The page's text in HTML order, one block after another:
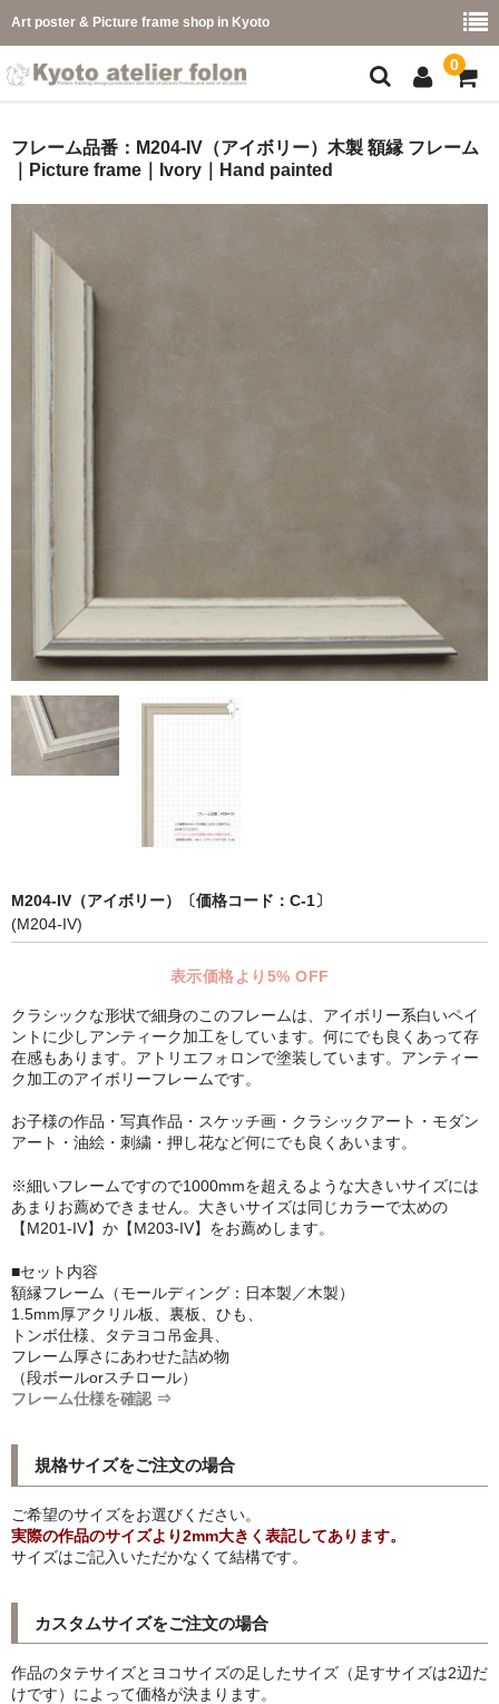
Art poster & Picture frame shop in Kyoto
0
フレーム一覧
イメージ別
価格コード別
こどもさくひんフレーム
マット付額縁フレーム-おしゃれな空間に-
オプション品
仕様変更
マット・インナー
吊りフック
吊り金具＆ヒモセット
LP・CDフレーム
シンプルLPフレームセット
CD紙ジャケフレーム
アートポスター
Instagram紹介商品
ダネーゼ【DANESE MILANO】
フォトアートポスター
アンディ・ウォーホル
olivetti
猫・ねこ・ネコ
額装品一覧
アンリ・マティス額装
フレーム品番：M204-IV（アイボリー）木製 額縁 フレーム
｜Picture frame｜Ivory｜Hand painted
M204-IV（アイボリー）〔価格コード：C-1〕
(M204-IV)
表示価格より5% OFF
クラシックな形状で細身のこのフレームは、アイボリー系白いペイ
ントに少しアンティーク加工をしています。何にでも良くあって存
在感もあります。アトリエフォロンで塗装しています。アンティー
ク加工のアイボリーフレームです。
お子様の作品・写真作品・スケッチ画・クラシックアート・モダン
アート・油絵・刺繍・押し花など何にでも良くあいます。
※細いフレームですので1000mmを超えるような大きいサイズには
あまりお薦めできません。大きいサイズは同じカラーで太めの
【M201-IV】か【M203-IV】をお薦めします。
■セット内容
額縁フレーム（モールディング：日本製／木製）
1.5mm厚アクリル板、裏板、ひも、
トンボ仕様、タテヨコ吊金具、
フレーム厚さにあわせた詰め物
（段ボールorスチロール）
フレーム仕様を確認 ⇒
規格サイズをご注文の場合
ご希望のサイズをお選びください。
実際の作品のサイズより2mm大きく表記してあります。
サイズはご記入いただかなくて結構です。
カスタムサイズをご注文の場合
作品のタテサイズとヨコサイズの足したサイズ（足すサイズは2辺だ
けです）によって価格が決まります。